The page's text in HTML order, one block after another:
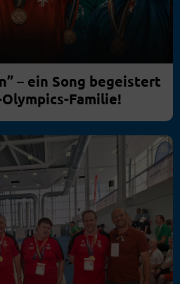
– ein Song begeistert
Familie!